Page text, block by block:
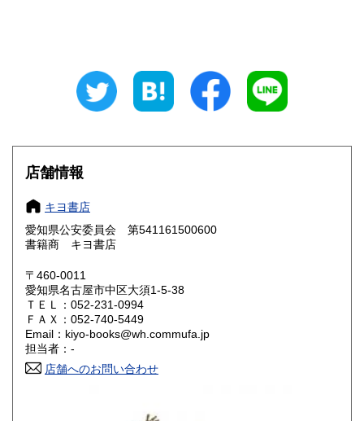
600円 三重県
大阪府
奈良県
鳥取県 600円 島根県
岡山県
山口県 600円
香川県 愛媛県
高知県 600円
600円
店舗情報
キヨ書店
愛知県公安委員会 第541161500600
書籍商 キヨ書店
〒460-0011
愛知県名古屋市中区大須1-5-38
ＴＥＬ：052-231-0994
ＦＡＸ：052-740-5449
Email：kiyo-books@wh.commufa.jp
担当者：-
店舗へのお問い合わせ